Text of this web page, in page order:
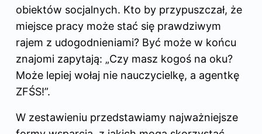
obiektów socjalnych. Kto by przypuszczał, że
miejsce pracy może stać się prawdziwym
rajem z udogodnieniami? Być może w końcu
znajomi zapytają: „Czy masz kogoś na oku?
Może lepiej wołaj nie nauczycielkę, a agentkę
ZFŚS!”.
W zestawieniu przedstawiamy najważniejsze